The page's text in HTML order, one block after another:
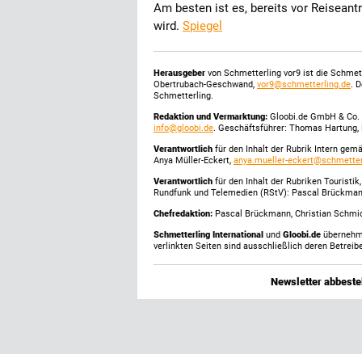
Am besten ist es, bereits vor
wird. Spiegel
Herausgeber von Schmetterling vor9 ist die
Obertrubach-Geschwand, vor9@schmetterling.de.
Schmetterling.
Redaktion und Vermarktung: Gloobi.de GmbH &
info@gloobi.de. Geschäftsführer: Thomas
Verantwortlich für den Inhalt der Rubrik Intern
Anya Müller-Eckert, anya.mueller-
Verantwortlich für den Inhalt der Rubriken
Rundfunk und Telemedien (RStV): Pascal
Chefredaktion: Pascal Brückmann, Christian
Schmetterling International und Gloobi.de
verlinkten Seiten sind ausschließlich deren
Newsletter